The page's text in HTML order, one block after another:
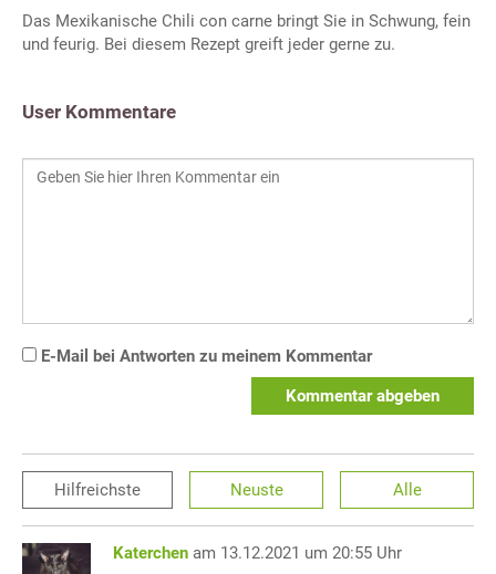
Das Mexikanische Chili con carne bringt Sie in Schwung, fein
und feurig. Bei diesem Rezept greift jeder gerne zu.
User Kommentare
E-Mail bei Antworten zu meinem Kommentar
Kommentar abgeben
Hilfreichste Neuste Alle
Katerchen am 13.12.2021 um 20:55 Uhr